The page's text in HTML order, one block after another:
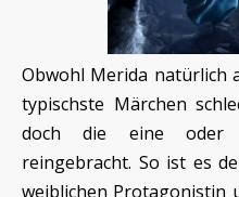
Obwohl Merida natürlich
typischste Märchen
doch die eine oder
reingebracht. So ist es
weiblichen Protagonistin